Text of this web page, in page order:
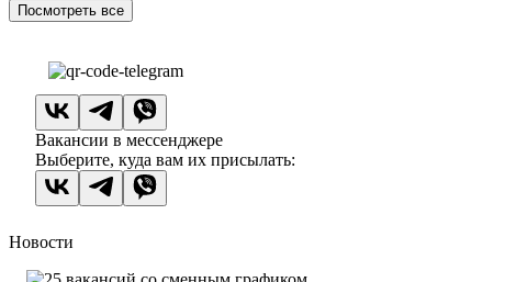
Посмотреть все
Вакансии в мессенджере
Выберите, куда вам их присылать:
Новости